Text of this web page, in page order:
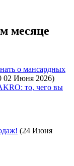
месяце
о мансардных
02 Июня 2026)
то, чего вы
(24 Июня